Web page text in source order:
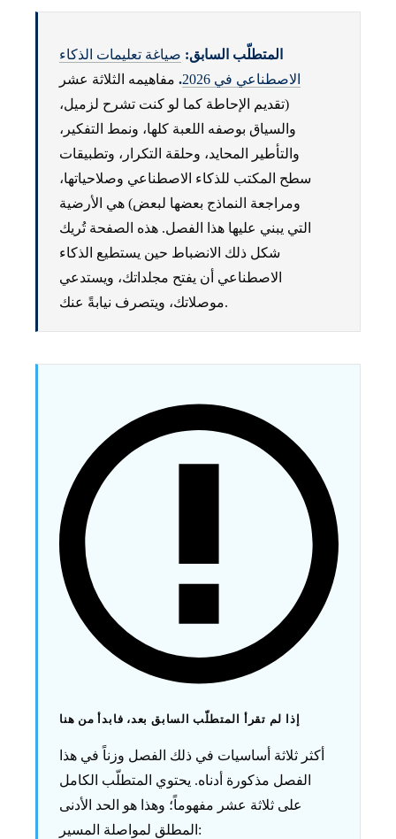
المتطلّب السابق: صياغة تعليمات الذكاء
الاصطناعي في 2026
. مفاهيمه الثلاثة عشر
(تقديم الإحاطة كما لو كنت تشرح لزميل،
والسياق بوصفه اللعبة كلها، ونمط التفكير،
والتأطير المحايد، وحلقة التكرار، وتطبيقات
سطح المكتب للذكاء الاصطناعي وصلاحياتها،
ومراجعة النماذج بعضها لبعض) هي الأرضية
التي يبني عليها هذا الفصل. هذه الصفحة تُريك
شكل ذلك الانضباط حين يستطيع الذكاء
الاصطناعي أن يفتح مجلداتك، ويستدعي
موصلاتك، ويتصرف نيابةً عنك.
إذا لم تقرأ المتطلّب السابق بعد، فابدأ من هنا
أكثر ثلاثة أساسيات في ذلك الفصل وزناً في هذا
الفصل مذكورة أدناه. يحتوي المتطلّب الكامل
على ثلاثة عشر مفهوماً؛ وهذا هو الحد الأدنى
المطلق لمواصلة المسير: